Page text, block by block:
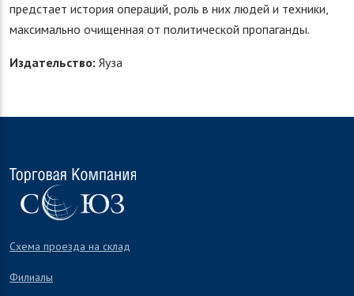
предстает история операций, роль в них людей и техники,
максимально очищенная от политической пропаганды.
Издательство: Яуза
Схема проезда на склад
Филиалы